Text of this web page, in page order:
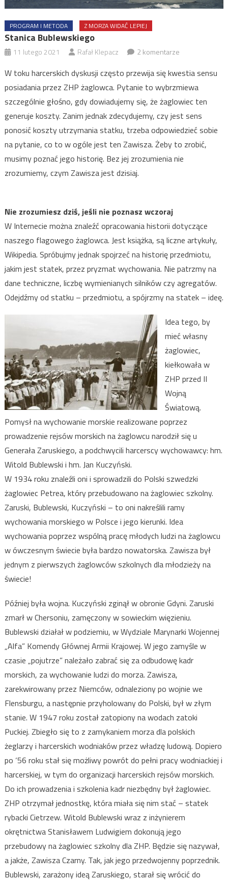
PROGRAM I METODA Z MORZA WIDAĆ LEPIEJ
Stanica Bublewskiego
11 lutego 2021 Rafał Klepacz 2 komentarze
W toku harcerskich dyskusji często przewija się kwestia sensu
posiadania przez ZHP żaglowca. Pytanie to wybrzmiewa
szczególnie głośno, gdy dowiadujemy się, że żaglowiec ten
generuje koszty. Zanim jednak zdecydujemy, czy jest sens
ponosić koszty utrzymania statku, trzeba odpowiedzieć sobie
na pytanie, co to w ogóle jest ten Zawisza. Żeby to zrobić,
musimy poznać jego historię. Bez jej zrozumienia nie
zrozumiemy, czym Zawisza jest dzisiaj.
Nie zrozumiesz dziś, jeśli nie poznasz wczoraj
W Internecie można znaleźć opracowania historii dotyczące
naszego flagowego żaglowca. Jest książka, są liczne artykuły,
Wikipedia. Spróbujmy jednak spojrzeć na historię przedmiotu,
jakim jest statek, przez pryzmat wychowania. Nie patrzmy na
dane techniczne, liczbę wymienianych silników czy agregatów.
Odejdźmy od statku – przedmiotu, a spójrzmy na statek – ideę.
Idea tego, by
mieć własny
żaglowiec,
kiełkowała w
ZHP przed II
Wojną
Światową.
Pomysł na wychowanie morskie realizowane poprzez
prowadzenie rejsów morskich na żaglowcu narodził się u
Generała Zaruskiego, a podchwycili harcerscy wychowawcy: hm.
Witold Bublewski i hm. Jan Kuczyński.
W 1934 roku znaleźli oni i sprowadzili do Polski szwedzki
żaglowiec Petrea, który przebudowano na żaglowiec szkolny.
Zaruski, Bublewski, Kuczyński – to oni nakreślili ramy
wychowania morskiego w Polsce i jego kierunki. Idea
wychowania poprzez wspólną pracę młodych ludzi na żaglowcu
w ówczesnym świecie była bardzo nowatorska. Zawisza był
jednym z pierwszych żaglowców szkolnych dla młodzieży na
świecie!
Później była wojna. Kuczyński zginął w obronie Gdyni. Zaruski
zmarł w Chersoniu, zamęczony w sowieckim więzieniu.
Bublewski działał w podziemiu, w Wydziale Marynarki Wojennej
„Alfa” Komendy Głównej Armii Krajowej. W jego zamyśle w
czasie „pojutrze” należało zabrać się za odbudowę kadr
morskich, za wychowanie ludzi do morza. Zawisza,
zarekwirowany przez Niemców, odnaleziony po wojnie we
Flensburgu, a następnie przyholowany do Polski, był w złym
stanie. W 1947 roku został zatopiony na wodach zatoki
Puckiej. Zbiegło się to z zamykaniem morza dla polskich
żeglarzy i harcerskich wodniaków przez władzę ludową. Dopiero
po ‘56 roku stał się możliwy powrót do pełni pracy wodniackiej i
harcerskiej, w tym do organizacji harcerskich rejsów morskich.
Do ich prowadzenia i szkolenia kadr niezbędny był żaglowiec.
ZHP otrzymał jednostkę, która miała się nim stać – statek
rybacki Cietrzew. Witold Bublewski wraz z inżynierem
okrętnictwa Stanisławem Ludwigiem dokonują jego
przebudowy na żaglowiec szkolny dla ZHP. Będzie się nazywał,
a jakże, Zawisza Czarny. Tak, jak jego przedwojenny poprzednik.
Bublewski, zarażony ideą Zaruskiego, starał się wrócić do